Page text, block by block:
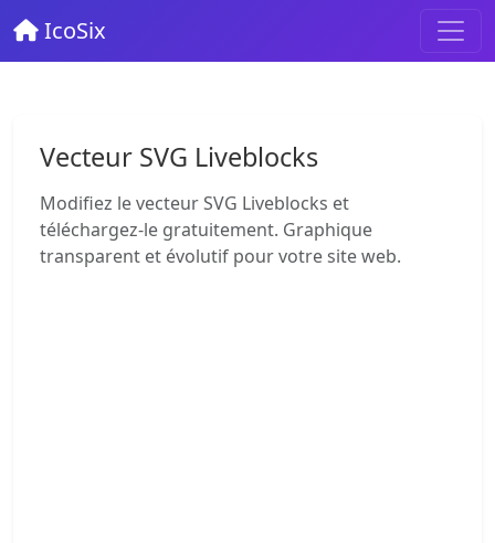
IcoSix
Vecteur SVG Liveblocks
Modifiez le vecteur SVG Liveblocks et
téléchargez-le gratuitement. Graphique
transparent et évolutif pour votre site web.